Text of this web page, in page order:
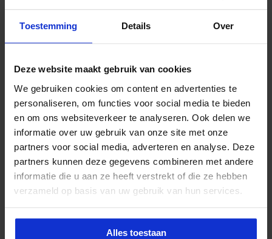
Toestemming Details Over
Deze website maakt gebruik van cookies
We gebruiken cookies om content en advertenties te
personaliseren, om functies voor social media te bieden
en om ons websiteverkeer te analyseren. Ook delen we
informatie over uw gebruik van onze site met onze
partners voor social media, adverteren en analyse. Deze
partners kunnen deze gegevens combineren met andere
informatie die u aan ze heeft verstrekt of die ze hebben
verzameld op basis van uw gebruik van hun services.
Alles toestaan